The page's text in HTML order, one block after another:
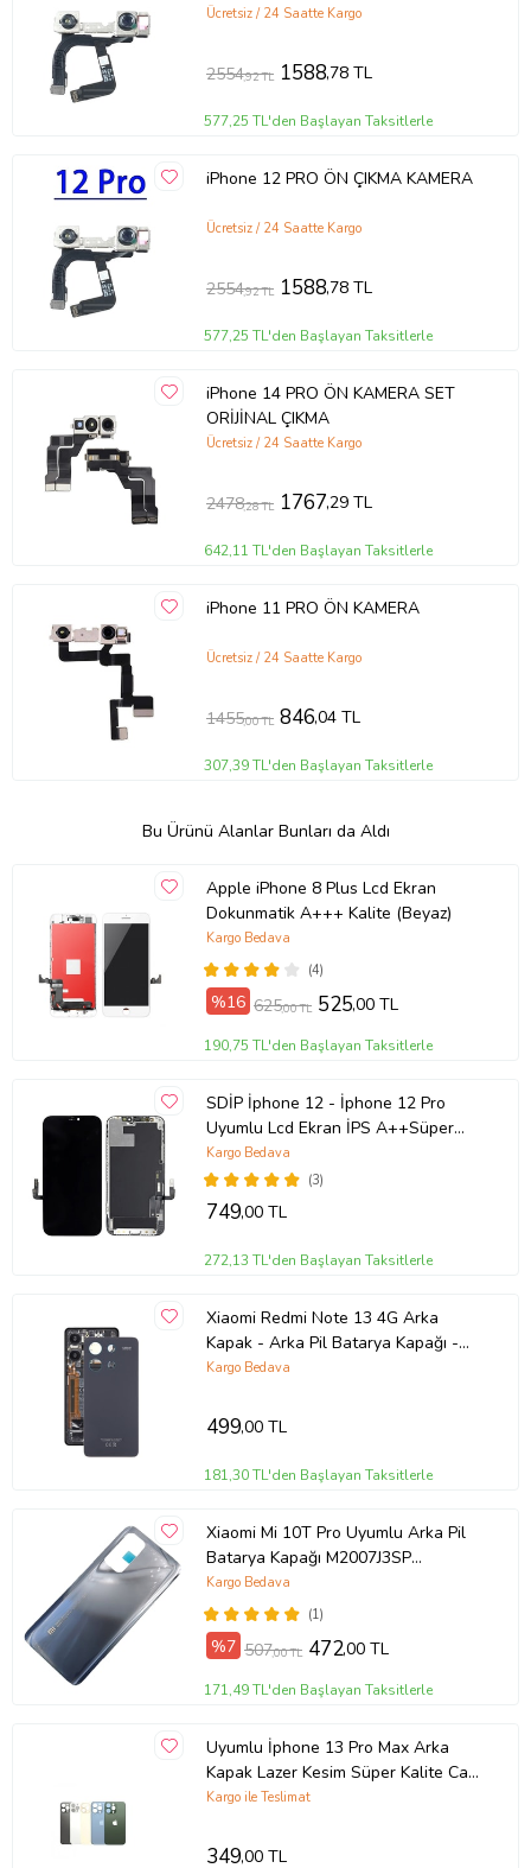
Ücretsiz / 24 Saatte Kargo
2554,92 TL 1588,78 TL
577,25 TL'den Başlayan Taksitlerle
iPhone 12 PRO ÖN ÇIKMA KAMERA
Ücretsiz / 24 Saatte Kargo
2554,92 TL 1588,78 TL
577,25 TL'den Başlayan Taksitlerle
iPhone 14 PRO ÖN KAMERA SET
ORİJİNAL ÇIKMA
Ücretsiz / 24 Saatte Kargo
2478,28 TL 1767,29 TL
642,11 TL'den Başlayan Taksitlerle
iPhone 11 PRO ÖN KAMERA
Ücretsiz / 24 Saatte Kargo
1455,00 TL 846,04 TL
307,39 TL'den Başlayan Taksitlerle
Bu Ürünü Alanlar Bunları da Aldı
Apple iPhone 8 Plus Lcd Ekran
Dokunmatik A+++ Kalite (Beyaz)
(4)
Kargo Bedava
%16 625,00 TL 525,00 TL
190,75 TL'den Başlayan Taksitlerle
SDİP İphone 12 - İphone 12 Pro
Uyumlu Lcd Ekran İPS A++Süper
Kalite
(3)
Kargo Bedava
749,00 TL
272,13 TL'den Başlayan Taksitlerle
Xiaomi Redmi Note 13 4G Arka
Kapak - Arka Pil Batarya Kapağı -
23129RAA4G 23124RA7EO Uyumlu
Kargo Bedava
499,00 TL
181,30 TL'den Başlayan Taksitlerle
Xiaomi Mi 10T Pro Uyumlu Arka Pil
Batarya Kapağı M2007J3SP
M2007J3SI (Gri)
(1)
Kargo Bedava
%7 507,00 TL 472,00 TL
171,49 TL'den Başlayan Taksitlerle
Uyumlu İphone 13 Pro Max Arka
Kapak Lazer Kesim Süper Kalite Cam
-- Mavi
Kargo ile Teslimat
349,00 TL